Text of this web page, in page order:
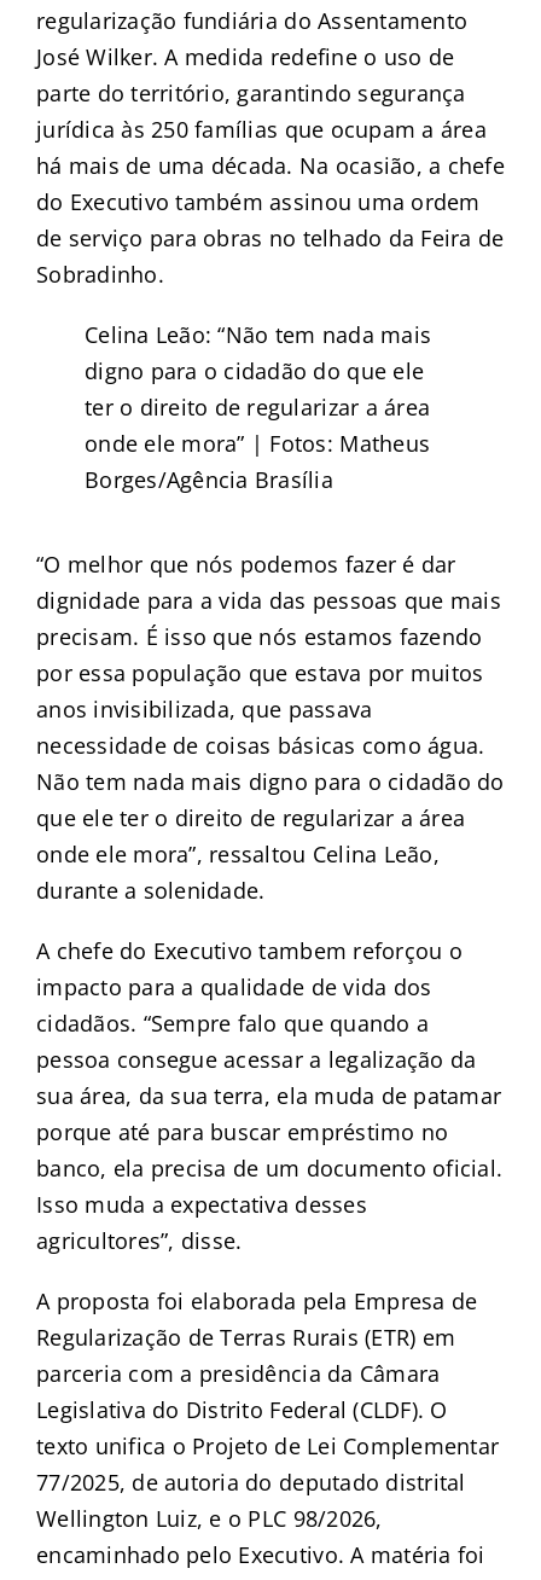
regularização fundiária do Assentamento
José Wilker. A medida redefine o uso de
parte do território, garantindo segurança
jurídica às 250 famílias que ocupam a área
há mais de uma década. Na ocasião, a chefe
do Executivo também assinou uma ordem
de serviço para obras no telhado da Feira de
Sobradinho.
Celina Leão: “Não tem nada mais
digno para o cidadão do que ele
ter o direito de regularizar a área
onde ele mora” | Fotos: Matheus
Borges/Agência Brasília
“O melhor que nós podemos fazer é dar
dignidade para a vida das pessoas que mais
precisam. É isso que nós estamos fazendo
por essa população que estava por muitos
anos invisibilizada, que passava
necessidade de coisas básicas como água.
Não tem nada mais digno para o cidadão do
que ele ter o direito de regularizar a área
onde ele mora”, ressaltou Celina Leão,
durante a solenidade.
A chefe do Executivo tambem reforçou o
impacto para a qualidade de vida dos
cidadãos. “Sempre falo que quando a
pessoa consegue acessar a legalização da
sua área, da sua terra, ela muda de patamar
porque até para buscar empréstimo no
banco, ela precisa de um documento oficial.
Isso muda a expectativa desses
agricultores”, disse.
A proposta foi elaborada pela Empresa de
Regularização de Terras Rurais (ETR) em
parceria com a presidência da Câmara
Legislativa do Distrito Federal (CLDF). O
texto unifica o Projeto de Lei Complementar
77/2025, de autoria do deputado distrital
Wellington Luiz, e o PLC 98/2026,
encaminhado pelo Executivo. A matéria foi